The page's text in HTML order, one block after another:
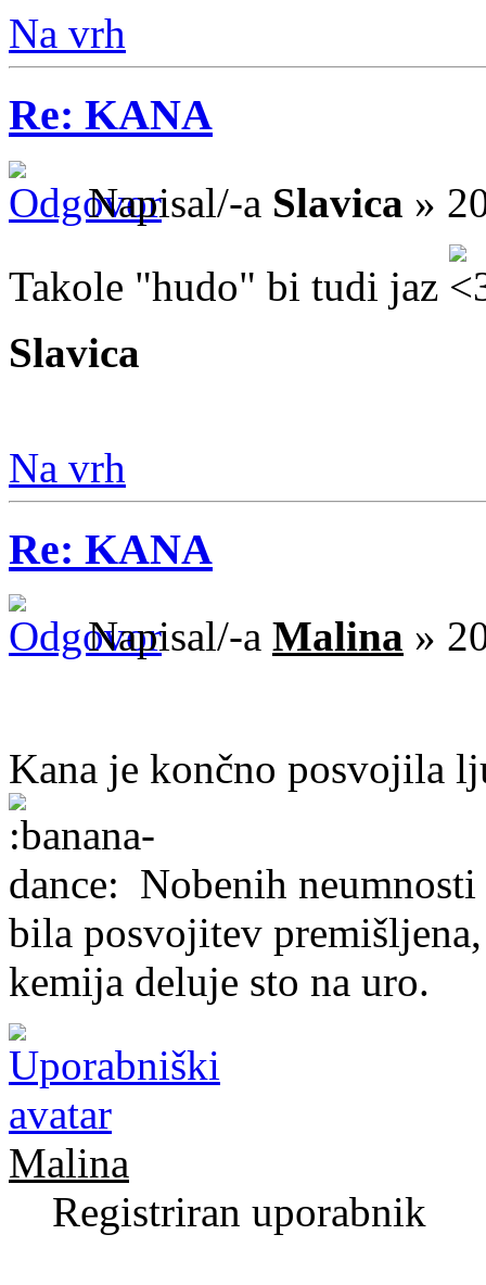
Na vrh
Re: KANA
Napisal/-a Slavica »
Takole "hudo" bi tudi jaz
Slavica
Na vrh
Re: KANA
Napisal/-a Malina »
Kana je končno posvojila
Nobenih
bila posvojitev
kemija deluje sto na uro.
Malina
Registriran uporabnik